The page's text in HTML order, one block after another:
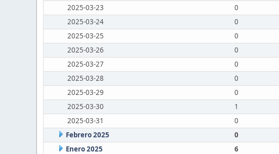
2025-03-23
0
2025-03-24
0
2025-03-25
0
2025-03-26
0
2025-03-27
0
2025-03-28
0
2025-03-29
0
2025-03-30
1
2025-03-31
0
Febrero 2025
0
Enero 2025
6